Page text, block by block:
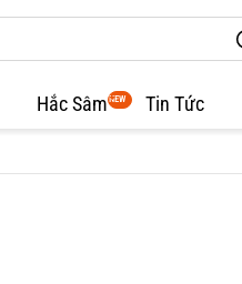
Hắc Sâm NEW Tin Tức